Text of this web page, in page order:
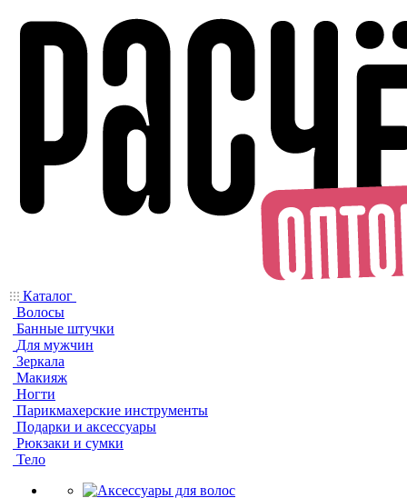
Каталог
Волосы
Банные штучки
Для мужчин
Зеркала
Макияж
Ногти
Парикмахерские инструменты
Подарки и аксессуары
Рюкзаки и сумки
Тело